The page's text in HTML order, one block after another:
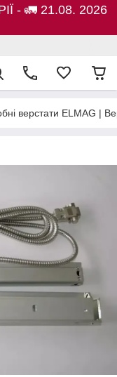
- 🚛 21.08. 2026
верстати ELMAG |